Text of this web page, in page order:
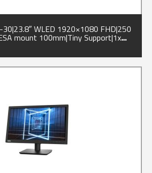
30|23.8″ WLED 1920×1080 FHD|250
mount 100mm|Tiny Support|1x